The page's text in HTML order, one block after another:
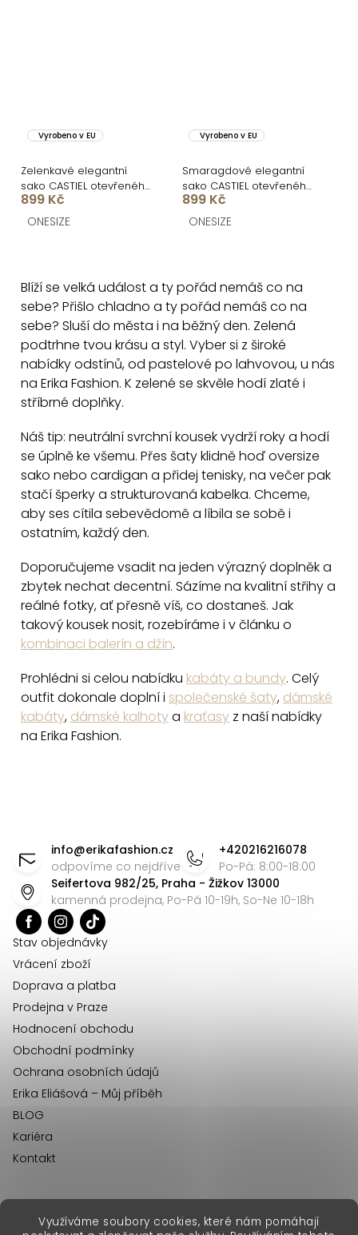
Využíváme soubory cookies, které nám pomáhají
Vyrobeno v EU
Zelenkavé elegantní
sako CASTIEL otevřeného
stylu
899 Kč
ONESIZE
Vyrobeno v EU
Smaragdové elegantní
sako CASTIEL otevřeného
stylu
899 Kč
ONESIZE
l
á
d
a
c
r
v
k
y
v
p
i
s
u
Blíží se velká událost a ty pořád nemáš co na
sebe? Přišlo chladno a ty pořád nemáš co na
sebe? Sluší do města i na běžný den. Zelená
podtrhne tvou krásu a styl. Vyber si z široké
nabídky odstínů, od pastelové po lahvovou, u nás
na Erika Fashion. K zelené se skvěle hodí zlaté i
stříbrné doplňky.
Náš tip: neutrální svrchní kousek vydrží roky a hodí
se úplně ke všemu. Přes šaty klidně hoď oversize
sako nebo cardigan a přidej tenisky, na večer pak
stačí šperky a strukturovaná kabelka. Chceme,
aby ses cítila sebevědomě a líbila se sobě i
ostatním, každý den.
Doporučujeme vsadit na jeden výrazný doplněk a
zbytek nechat decentní. Sázíme na kvalitní střihy a
reálné fotky, ať přesně víš, co dostaneš. Jak
takový kousek nosit, rozebíráme i v článku o
kombinaci balerín a džín.
Prohlédni si celou nabídku kabáty a bundy. Celý
outfit dokonale doplní i společenské šaty, dámské
kabáty, dámské kalhotya kraťasy z naší nabídky
na Erika Fashion.
info@erikafashion.cz
odpovíme co nejdříve
+420216216078
Po-Pá: 8:00-18:00
Seifertova 982/25, Praha - Žižkov 13000
kamenná prodejna, Po-Pá 10-19h, So-Ne 10-18h
Stav objednávky
Vrácení zboží
Doprava a platba
Prodejna v Praze
Hodnocení obchodu
Obchodní podmínky
Ochrana osobních údajů
Erika Eliášová – Můj příběh
BLOG
Kariéra
Kontakt
erikafashion.sk